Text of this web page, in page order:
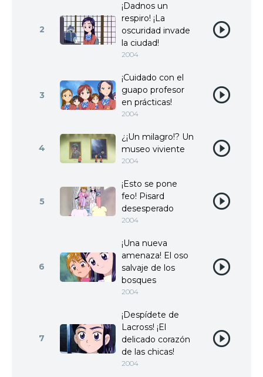
2
¡Dadnos un
respiro! ¡La
oscuridad invade
la ciudad!
2004
3
¡Cuidado con el
guapo profesor
en prácticas!
2004
4
¿¡Un milagro!? Un
museo viviente
2004
5
¡Esto se pone
feo! Pisard
desesperado
2004
6
¡Una nueva
amenaza! El oso
salvaje de los
bosques
2004
7
¡Despídete de
Lacross! ¡El
delicado corazón
de las chicas!
2004